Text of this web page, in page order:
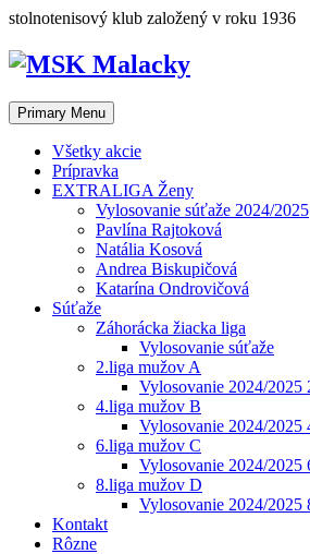
Skip
content
stolnotenisový klub založený v roku 1936
Primary Menu
Všetky akcie
Prípravka
EXTRALIGA Ženy
Vylosovanie súťaže 2024/2025
Pavlína Rajtoková
Natália Kosová
Andrea Biskupičová
Katarína Ondrovičová
Súťaže
Záhorácka žiacka liga
Vylosovanie súťaže
2.liga mužov A
Vylosovanie 2024/2025
4.liga mužov B
Vylosovanie 2024/2025
6.liga mužov C
Vylosovanie 2024/2025
8.liga mužov D
Vylosovanie 2024/2025
Kontakt
Rôzne